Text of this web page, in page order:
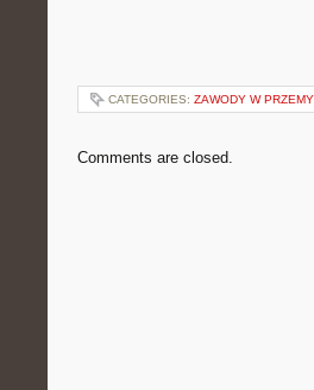
CATEGORIES: ZAWODY W
Comments are closed.